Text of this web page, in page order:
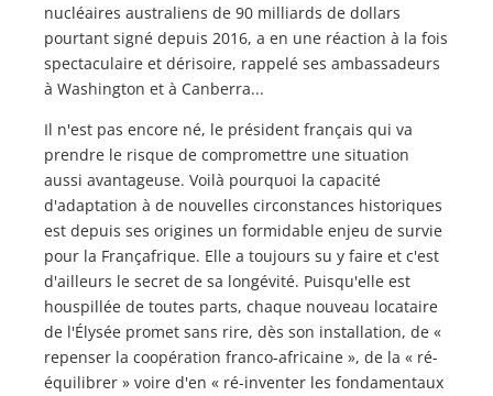
nucléaires australiens de 90 milliards de dollars
pourtant signé depuis 2016, a en une réaction à la fois
spectaculaire et dérisoire, rappelé ses ambassadeurs
à Washington et à Canberra...
Il n'est pas encore né, le président français qui va
prendre le risque de compromettre une situation
aussi avantageuse. Voilà pourquoi la capacité
d'adaptation à de nouvelles circonstances historiques
est depuis ses origines un formidable enjeu de survie
pour la Françafrique. Elle a toujours su y faire et c'est
d'ailleurs le secret de sa longévité. Puisqu'elle est
houspillée de toutes parts, chaque nouveau locataire
de l'Élysée promet sans rire, dès son installation, de «
repenser la coopération franco-africaine », de la « ré-
équilibrer » voire d'en « ré-inventer les fondamentaux